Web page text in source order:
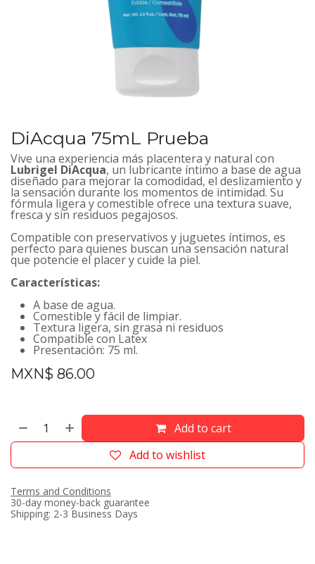
DiAcqua 75mL Prueba
Vive una experiencia más placentera y natural con
Lubrigel DiAcqua, un lubricante íntimo a base de agua
diseñado para mejorar la comodidad, el deslizamiento y
la sensación durante los momentos de intimidad. Su
fórmula ligera y comestible ofrece una textura suave,
fresca y sin residuos pegajosos.
Compatible con preservativos y juguetes íntimos, es
perfecto para quienes buscan una sensación natural
que potencie el placer y cuide la piel.
Características:
A base de agua.
Comestible y fácil de limpiar.
Textura ligera, sin grasa ni residuos
Compatible con Latex
Presentación: 75 ml.
MXN$ 86.00
Add to cart
Add to wishlist
Terms and Conditions
30-day money-back guarantee
Shipping: 2-3 Business Days